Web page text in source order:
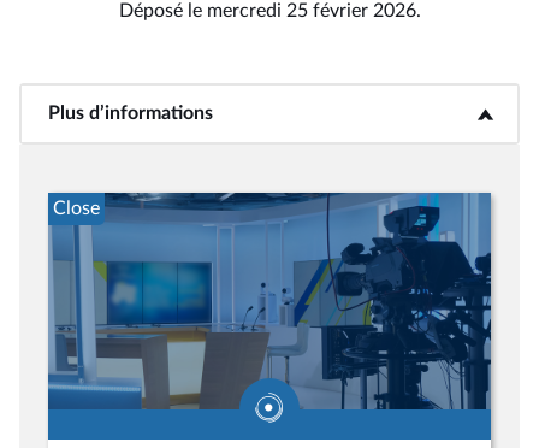
Déposé le mercredi 25 février 2026.
Plus d’informations<b>Plus d’informations</b>
Close